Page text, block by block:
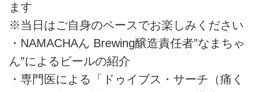
ます
※当日はご自身のペースでお楽しみください
・NAMACHAん Brewing醸造責任者”なまちゃ
ん”によるビールの紹介
・専門医による「ドゥイブス・サーチ（痛く